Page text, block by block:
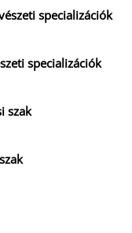
specializációk
specializációk
szak